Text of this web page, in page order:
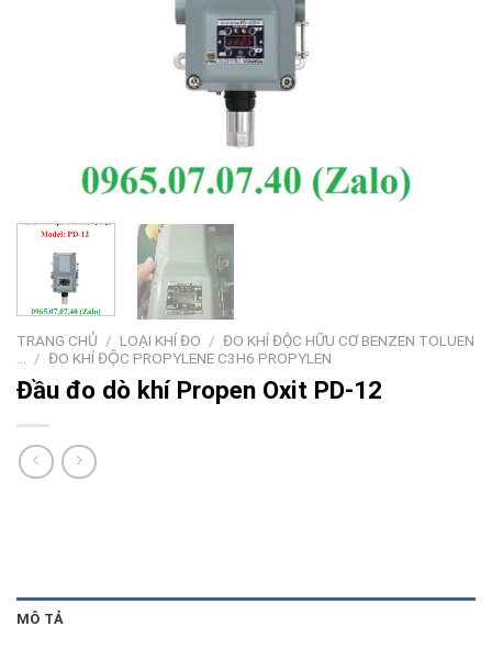
TRANG CHỦ / LOẠI KHÍ ĐO / ĐO KHÍ ĐỘC HỮU CƠ BENZEN TOLUEN
/ ĐO KHÍ ĐỘC PROPYLENE C3H6 PROPYLEN
Đầu đo dò khí Propen Oxit PD-12
MÔ TẢ